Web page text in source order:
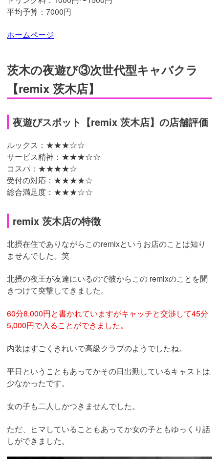
平均予算：7000円
ホームページ
茨木の夜遊び③次世代型キャバクラ
【remix 茨木店】
夜遊びスポット【remix 茨木店】の店舗評価
ルックス：★★★☆☆
サービス精神： ★★★☆☆
コスパ：★★★★☆
受付の対応： ★★★★☆
総合満足度：★★★☆☆
remix 茨木店の特徴
北摂在住でありながらこのremixというお店のことは知り
ませんでした。笑
北摂の夜王が友達にいるので彼からこの remixのことを聞
きつけて突撃してきました。
60分8,000円と書かれていますがキャッチと交渉して45分
5,000円で入ることができました。
内装はすごくきれいで高級クラブのようでしたね。
平日ということもあってかその日出勤しているキャストは
少なかったです。
女の子も二人しかつきませんでした。
ただ、ヒマしていることもあってか女の子ともゆっくり話
しができました。